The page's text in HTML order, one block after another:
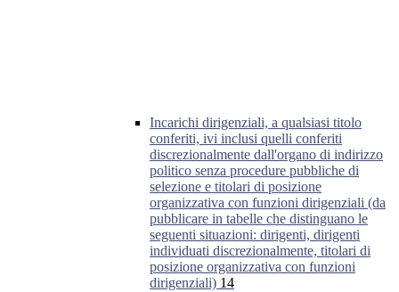
Incarichi dirigenziali, a qualsiasi titolo
conferiti, ivi inclusi quelli conferiti
discrezionalmente dall'organo di indirizzo
politico senza procedure pubbliche di
selezione e titolari di posizione
organizzativa con funzioni dirigenziali (da
pubblicare in tabelle che distinguano le
seguenti situazioni: dirigenti, dirigenti
individuati discrezionalmente, titolari di
posizione organizzativa con funzioni
dirigenziali) 14